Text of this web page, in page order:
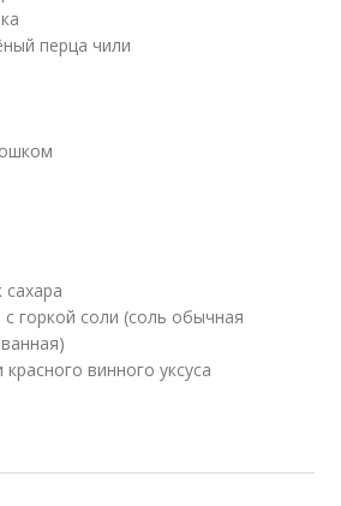
перца чили
горкой соли (соль обычная
винного уксуса